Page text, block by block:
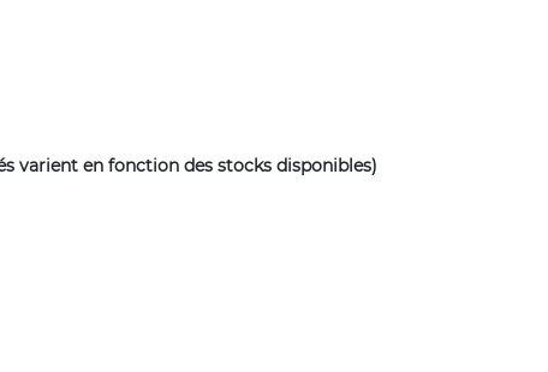
varient en fonction des stocks disponibles)